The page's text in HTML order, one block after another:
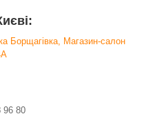
Борщагівка, Магазин-салон
96 80